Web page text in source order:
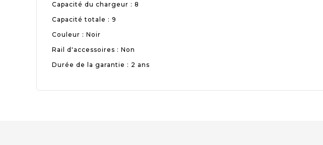
Capacité du chargeur : 8
Capacité totale : 9
Couleur : Noir
Rail d'accessoires : Non
Durée de la garantie : 2 ans